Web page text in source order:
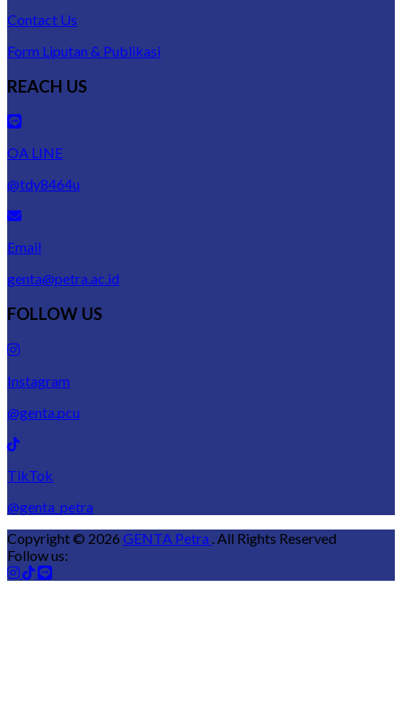
Contact Us
Form Liputan & Publikasi
REACH US
OA LINE
@tdy8464u
Email
genta@petra.ac.id
FOLLOW US
Instagram
@genta.pcu
TikTok
@genta_petra
Copyright © 2026 GENTA Petra . All Rights Reserved
Follow us: